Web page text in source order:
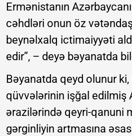
Ermənistanın
cəhdləri onun öz
beynəlxalq ictimaiyyəti
edir”, – deyə bəyanatda
Bəyanatda qeyd olunur ki,
qüvvələrinin işğal edilmiş
ərazilərində qeyri-qanuni
gərginliyin artmasına